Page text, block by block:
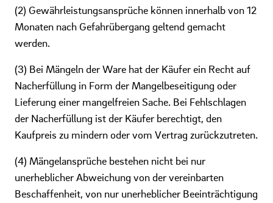
(2) Gewährleistungsansprüche können innerhalb von 12
Monaten nach Gefahrübergang geltend gemacht
werden.
(3) Bei Mängeln der Ware hat der Käufer ein Recht auf
Nacherfüllung in Form der Mangelbeseitigung oder
Lieferung einer mangelfreien Sache. Bei Fehlschlagen
der Nacherfüllung ist der Käufer berechtigt, den
Kaufpreis zu mindern oder vom Vertrag zurückzutreten.
(4) Mängelansprüche bestehen nicht bei nur
unerheblicher Abweichung von der vereinbarten
Beschaffenheit, von nur unerheblicher Beeinträchtigung